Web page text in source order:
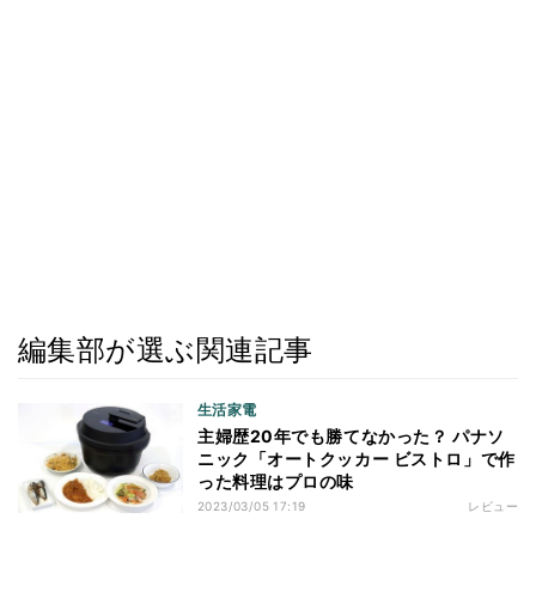
編集部が選ぶ関連記事
生活家電
主婦歴20年でも勝てなかった？ パナソ
ニック「オートクッカー ビストロ」で作
った料理はプロの味
2023/03/05 17:19 レビュー